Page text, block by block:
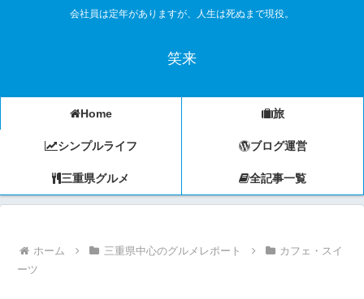
会社員は定年がありますが、人生は死ぬまで現役。
笑来
Home 旅
シンプルライフ ブログ運営
三重県グルメ 全記事一覧
ホーム 三重県中心のグルメレポート
カフェ・スイ
ーツ